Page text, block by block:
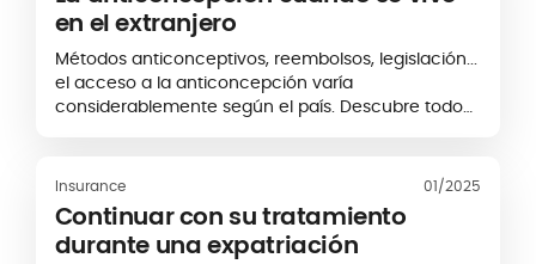
en el extranjero
Métodos anticonceptivos, reembolsos, legislación...
el acceso a la anticoncepción varía
considerablemente según el país. Descubre todo
expatriación.
Insurance 01/2025
Continuar con su tratamiento
durante una expatriación